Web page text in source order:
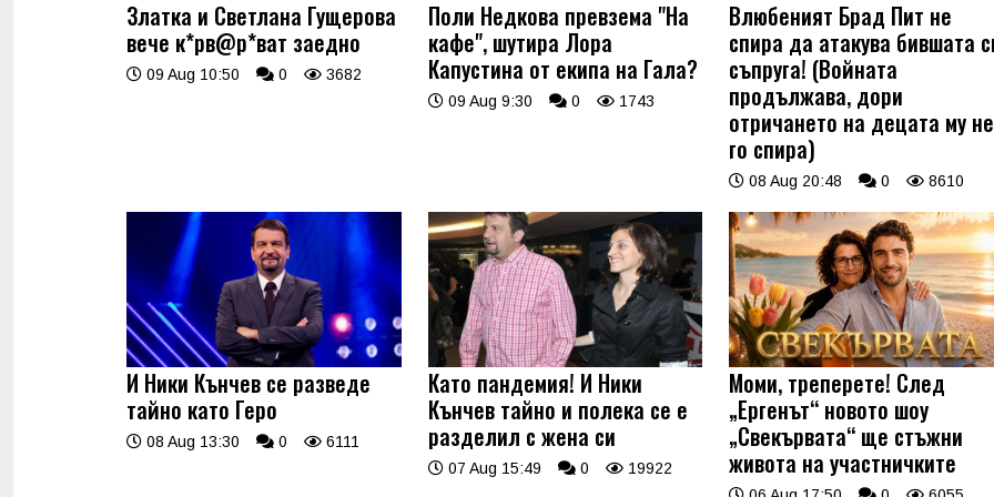
Златка и Светлана Гущерова
вече к*рв@р*ват заедно
09 Aug 10:50 0 3682
Поли Недкова превзема "На
кафе", шутира Лора
Капустина от екипа на Гала?
09 Aug 9:30 0 1743
Влюбеният Брад Пит не
спира да атакува бившата
съпруга! (Войната
продължава, дори
отричането на децата му не
го спира)
08 Aug 20:48 0 8610
И Ники Кънчев се разведе
тайно като Геро
08 Aug 13:30 0 6111
Като пандемия! И Ники
Кънчев тайно и полека се е
разделил с жена си
07 Aug 15:49 0 19922
Моми, треперете! След
„Ергенът“ новото шоу
„Свекървата“ ще стъжни
живота на участничките